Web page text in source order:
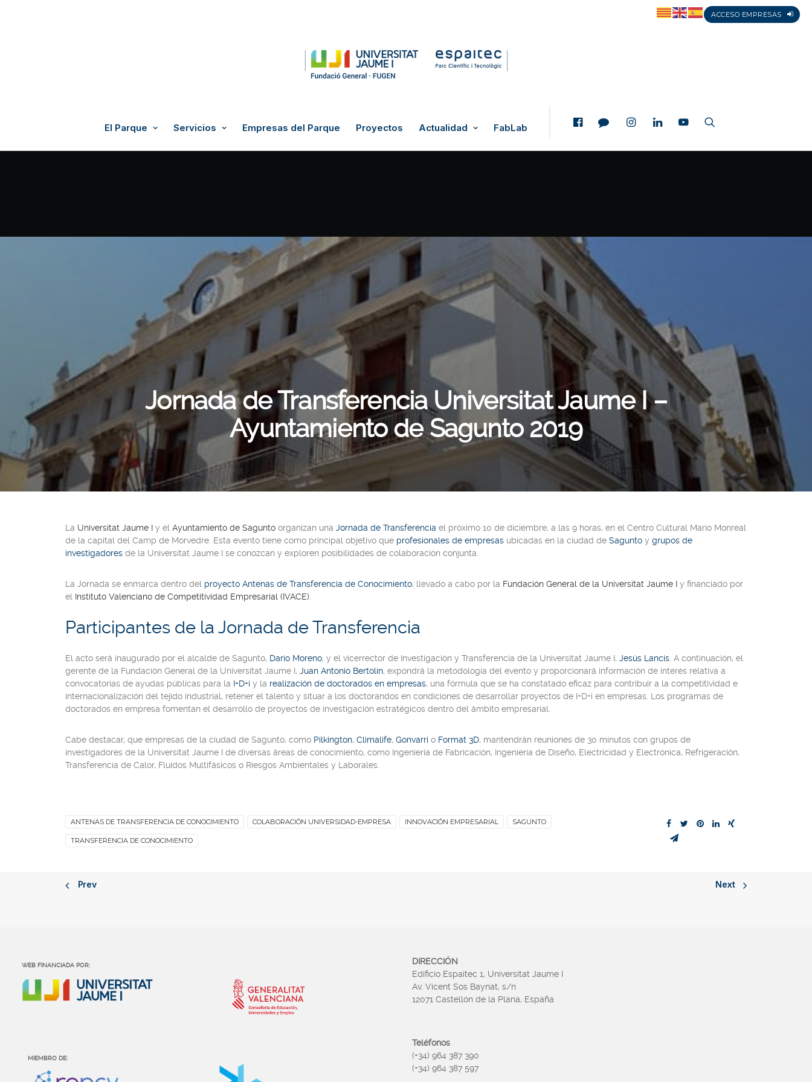
ACCESO EMPRESAS
El Parque Servicios Empresas del Parque Proyectos Actualidad FabLab
Jornada de Transferencia Universitat Jaume I –
Ayuntamiento de Sagunto 2019
La Universitat Jaume I y el Ayuntamiento de Sagunto organizan una Jornada de Transferencia el próximo 10 de diciembre, a las 9 horas, en el Centro Cultural Mario Monreal
de la capital del Camp de Morvedre . Esta evento tiene como principal objetivo que profesionales de empresas ubicadas en la ciudad de Sagunto y grupos de
investigadores de la Universitat Jaume I se conozcan y exploren posibilidades de colaboración conjunta.
La Jornada se enmarca dentro del proyecto Antenas de Transferencia de Conocimiento, llevado a cabo por la Fundación General de la Universitat Jaume I y financiado por
el Instituto Valenciano de Competitividad Empresarial (IVACE)
Participantes de la Jornada de Transferencia
El acto será inaugurado por el alcalde de Sagunto, Darío Moreno, y el vicerrector de Investigación y Transferencia de la Universitat Jaume I, Jesús Lancis . A continuación, el
gerente de la Fundación General de la Universitat Jaume I, Juan Antonio Bertolín, expondrá la metodología del evento y proporcionará información de interés relativa a
convocatorias de ayudas públicas para la I+D+i y la realización de doctorados en empresas, una fórmula que se ha constatado eficaz para contribuir a la competitividad e
internacionalización del tejido industrial, retener el talento y situar a los doctorandos en condiciones de desarrollar proyectos de I+D+i en empresas. Los programas de
doctorados en empresa fomentan el desarrollo de proyectos de investigación estratégicos dentro del ámbito empresarial.
Cabe destacar, que empresas de la ciudad de Sagunto, como Pilkington, Climalife, Gonvarri o Format 3D, mantendrán reuniones de 30 minutos con grupos de
investigadores de la Universitat Jaume I de diversas áreas de conocimiento, como Ingeniería de Fabricación, Ingeniería de Diseño, Electricidad y Electrónica, Refrigeración,
Transferencia de Calor, Fluidos Multifásicos o Riesgos Ambientales y Laborales
ANTENAS DE TRANSFERENCIA DE CONOCIMIENTO COLABORACIÓN UNIVERSIDAD-EMPRESA INNOVACIÓN EMPRESARIAL SAGUNTO
TRANSFERENCIA DE CONOCIMIENTO
Prev Next
WEB FINANCIADA POR:
MIEMBRO DE:
DIRECCIÓN
Edificio Espaitec 1, Universitat Jaume I
Av. Vicent Sos Baynat, s/n
12071 Castellón de la Plana, España
Teléfonos
(+34) 964 387 390
(+34) 964 387 597